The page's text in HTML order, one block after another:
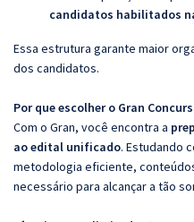
candidatos habilitados
Essa estrutura garante maior
dos candidatos.
Por que escolher o Gran
Com o Gran, você encontra a
ao edital unificado. Estudando
metodologia eficiente,
necessário para alcançar a tão